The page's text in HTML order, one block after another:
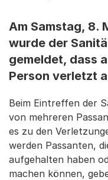
Am Samstag, 8.
wurde der
gemeldet, dass
Person verletzt
Beim Eintreffen der
von mehreren
es zu den
werden Passanten,
aufgehalten haben
machen können,